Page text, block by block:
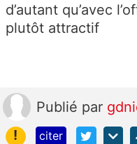
d’autant qu’avec
plutôt attractif
Publié par
!
citer